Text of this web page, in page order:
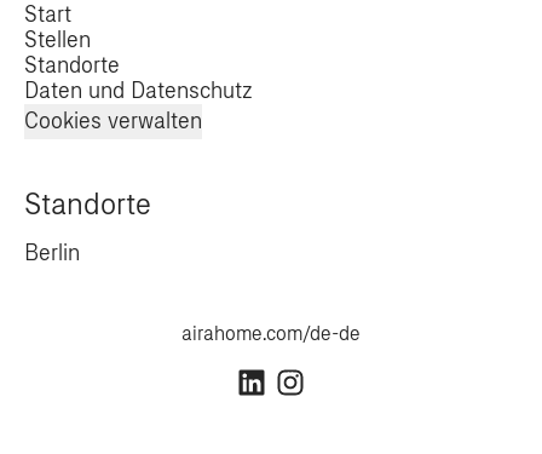
Start
Stellen
Standorte
Daten und Datenschutz
Cookies verwalten
Standorte
Berlin
airahome.com/de-de